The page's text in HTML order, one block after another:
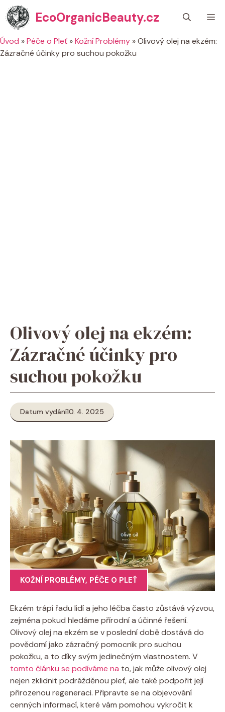
Přeskočit
na
obsah
EcoOrganicBeauty.cz
Úvod »Péče o Pleť »Kožní Problémy »Olivový olej na ekzém:
Zázračné účinky pro suchou pokožku
Olivový olej na ekzém:
Zázračné účinky pro
suchou pokožku
Datum vydání10. 4. 2025
KOŽNÍ PROBLÉMY, PÉČE O PLEŤ
Ekzém trápí řadu lidí⁣ a jeho ​léčba často zůstává výzvou,
‌zejména pokud hledáme přírodní a účinné ⁤řešení.
Olivový olej na‌ ekzém⁢ se ‌v ‍poslední době⁣ dostává do
povědomí jako ‌zázračný pomocník pro suchou
pokožku, a to ‌díky svým jedinečným vlastnostem. V
tomto ⁤článku se podíváme na to, jak‍ může olivový olej
nejen zklidnit​ podrážděnou pleť,⁢ ale‍ také podpořit její
přirozenou‍ regeneraci. Připravte se ⁣na objevování
cenných informací, které⁤ vám​ pomohou vykročit‍ k⁢